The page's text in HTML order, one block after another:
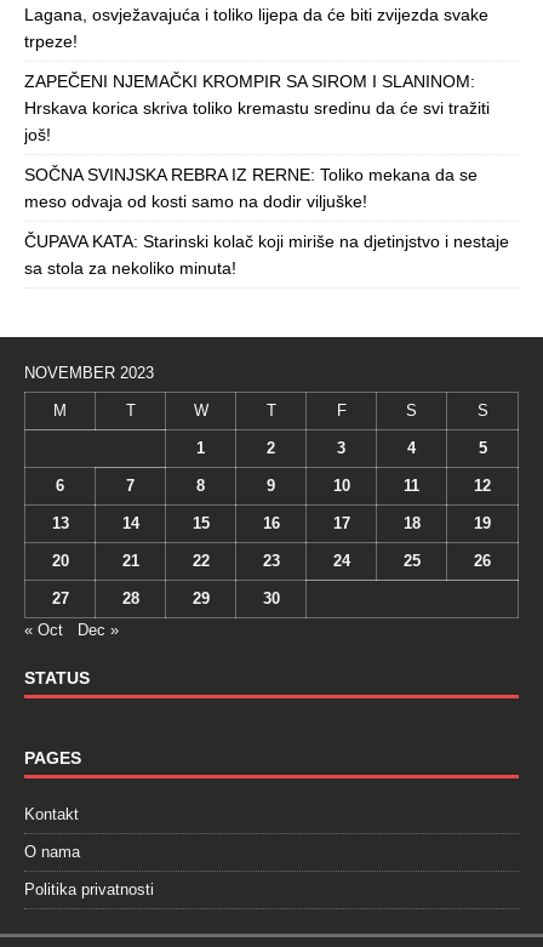
Lagana, osvježavajuća i toliko lijepa da će biti zvijezda svake
trpeze!
ZAPEČENI NJEMAČKI KROMPIR SA SIROM I SLANINOM:
Hrskava korica skriva toliko kremastu sredinu da će svi tražiti
još!
SOČNA SVINJSKA REBRA IZ RERNE: Toliko mekana da se
meso odvaja od kosti samo na dodir viljuške!
ČUPAVA KATA: Starinski kolač koji miriše na djetinjstvo i nestaje
sa stola za nekoliko minuta!
NOVEMBER 2023
M T W T F S S
1 2 3 4 5
6 7 8 9 10 11 12
13 14 15 16 17 18 19
20 21 22 23 24 25 26
27 28 29
30
« Oct
Dec »
STATUS
PAGES
Kontakt
O nama
Politika privatnosti